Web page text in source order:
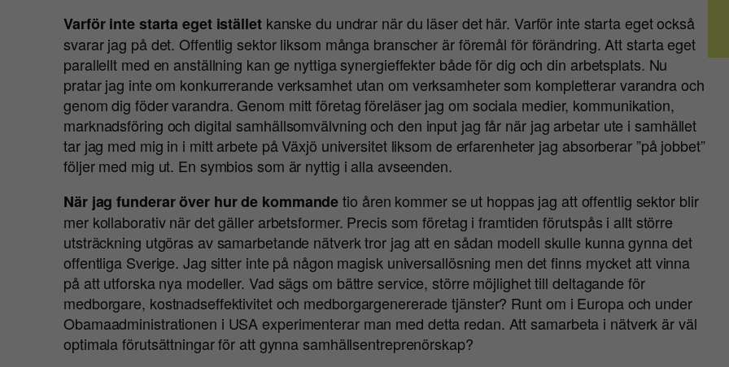
Varför inte starta eget istället kanske du undrar när du läser det här. Varför inte starta eget också
svarar jag på det. Offentlig sektor liksom många branscher är föremål för förändring. Att starta eget
parallellt med en anställning kan ge nyttiga synergieffekter både för dig och din arbetsplats. Nu
pratar jag inte om konkurrerande verksamhet utan om verksamheter som kompletterar varandra och
genom dig föder varandra. Genom mitt företag föreläser jag om sociala medier, kommunikation,
marknadsföring och digital samhällsomvälvning och den input jag får när jag arbetar ute i samhället
tar jag med mig in i mitt arbete på Växjö universitet liksom de erfarenheter jag absorberar ”på jobbet”
följer med mig ut. En symbios som är nyttig i alla avseenden.
När jag funderar över hur de kommandetio åren kommer se ut hoppas jag att offentlig sektor blir
mer kollaborativ när det gäller arbetsformer. Precis som företag i framtiden förutspås i allt större
utsträckning utgöras av samarbetande nätverk tror jag att en sådan modell skulle kunna gynna det
offentliga Sverige. Jag sitter inte på någon magisk universallösning men det finns mycket att vinna
på att utforska nya modeller. Vad sägs om bättre service, större möjlighet till deltagande för
medborgare, kostnadseffektivitet och medborgargenererade tjänster? Runt om i Europa och under
Obamaadministrationen i USA experimenterar man med detta redan. Att samarbeta i nätverk är väl
optimala förutsättningar för att gynna samhällsentreprenörskap?